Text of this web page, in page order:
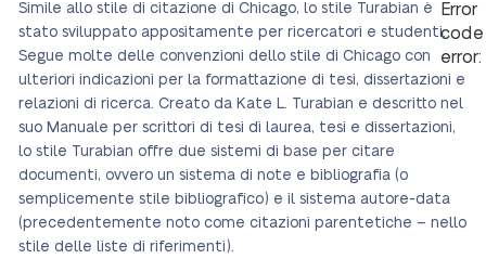
Error
code
error:
Simile allo stile di citazione di Chicago, lo stile Turabian è
stato sviluppato appositamente per ricercatori e studenti.
Segue molte delle convenzioni dello stile di Chicago con
ulteriori indicazioni per la formattazione di tesi, dissertazioni e
relazioni di ricerca. Creato da Kate L. Turabian e descritto nel
suo Manuale per scrittori di tesi di laurea, tesi e dissertazioni,
lo stile Turabian offre due sistemi di base per citare
documenti, ovvero un sistema di note e bibliografia (o
semplicemente stile bibliografico) e il sistema autore-data
(precedentemente noto come citazioni parentetiche – nello
stile delle liste di riferimenti).